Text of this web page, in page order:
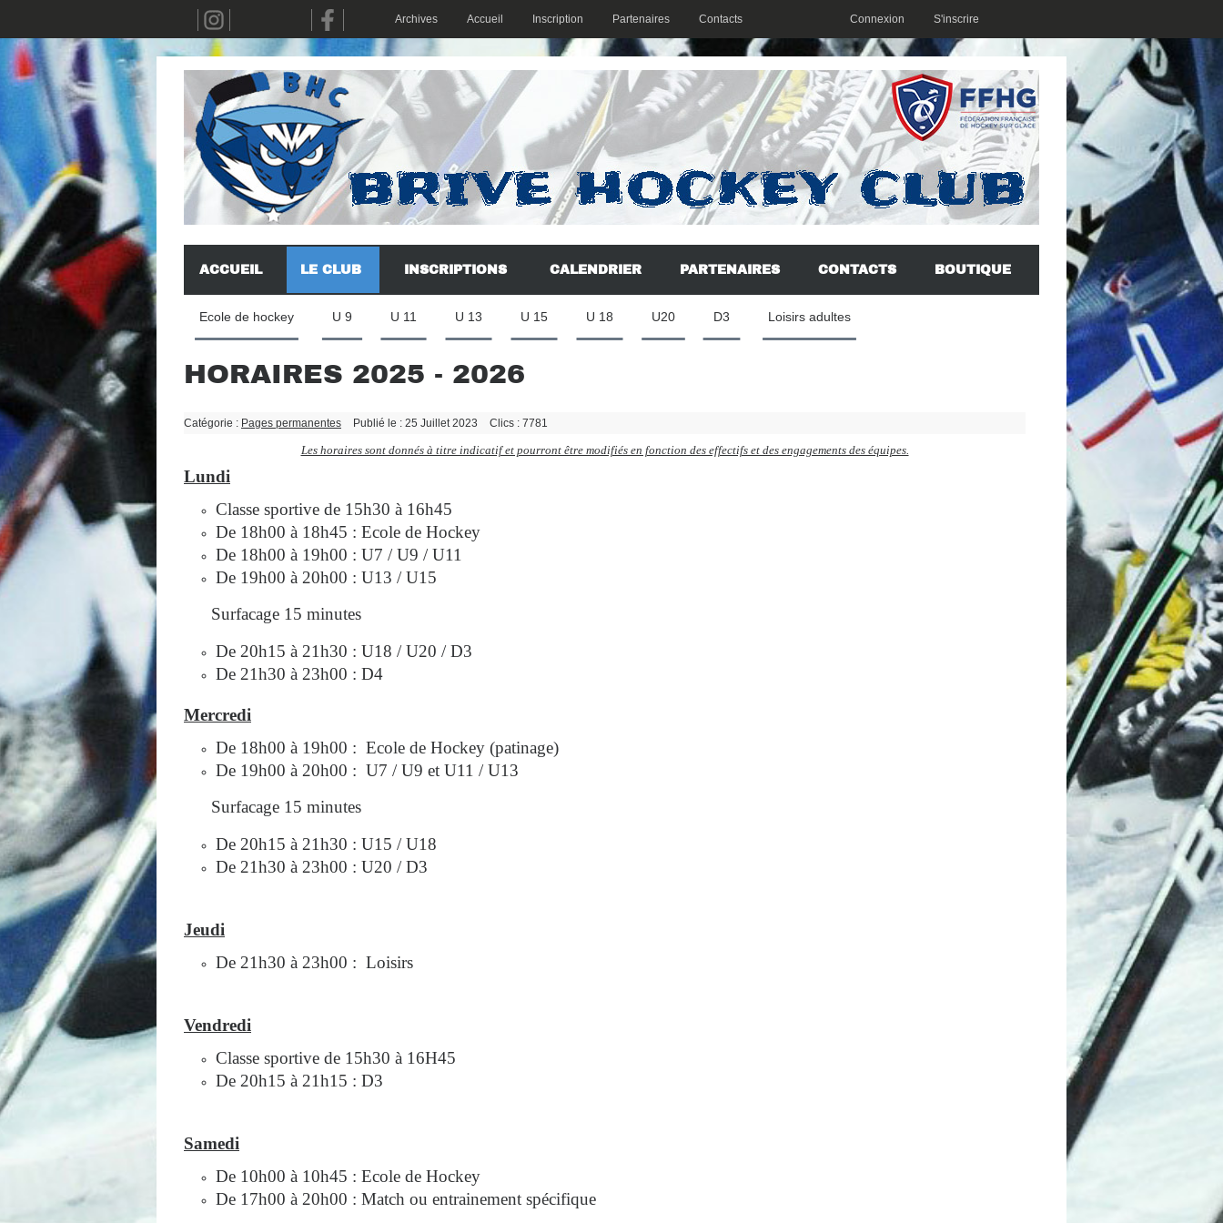
Archives Accueil Inscription Partenaires Contacts Connexion S'inscrire
ACCUEIL LE CLUB INSCRIPTIONS CALENDRIER PARTENAIRES CONTACTS BOUTIQUE
Ecole de hockey U 9 U 11 U 13 U 15 U 18 U20 D3 Loisirs adultes
HORAIRES 2025 - 2026
Catégorie : Pages permanentes Publié le : 25 Juillet 2023 Clics : 7781
Les horaires sont donnés à titre indicatif et pourront être modifiés en fonction des effectifs et des engagements des équipes.
Lundi
Classe sportive de 15h30 à 16h45
De 18h00 à 18h45 : Ecole de Hockey
De 18h00 à 19h00 : U7 / U9 / U11
De 19h00 à 20h00 : U13 / U15
Surfacage 15 minutes
De 20h15 à 21h30 : U18 / U20 / D3
De 21h30 à 23h00 : D4
Mercredi
De 18h00 à 19h00 : Ecole de Hockey (patinage)
De 19h00 à 20h00 : U7 / U9 et U11 / U13
Surfacage 15 minutes
De 20h15 à 21h30 : U15 / U18
De 21h30 à 23h00 : U20 / D3
Jeudi
De 21h30 à 23h00 : Loisirs
Vendredi
Classe sportive de 15h30 à 16H45
De 20h15 à 21h15 : D3
Samedi
De 10h00 à 10h45 : Ecole de Hockey
De 17h00 à 20h00 : Match ou entrainement spécifique